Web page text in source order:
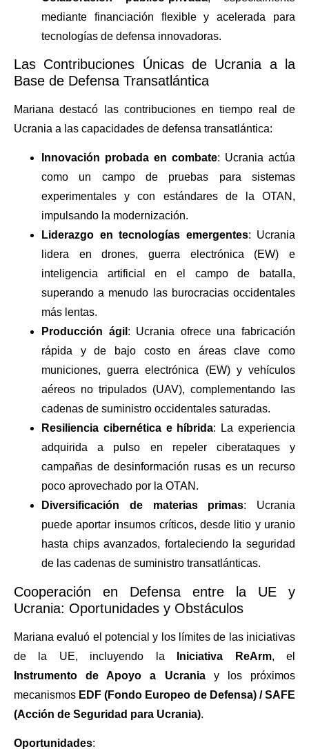
mediante financiación flexible y acelerada para
tecnologías de defensa innovadoras.
Las Contribuciones Únicas de Ucrania a la
Base de Defensa Transatlántica
Mariana destacó las contribuciones en tiempo real de
Ucrania a las capacidades de defensa transatlántica:
Innovación probada en combate: Ucrania actúa
como un campo de pruebas para sistemas
experimentales y con estándares de la OTAN,
impulsando la modernización.
Liderazgo en tecnologías emergentes: Ucrania
lidera en drones, guerra electrónica (EW) e
inteligencia artificial en el campo de batalla,
superando a menudo las burocracias occidentales
más lentas.
Producción ágil : Ucrania ofrece una fabricación
rápida y de bajo costo en áreas clave como
municiones, guerra electrónica (EW) y vehículos
aéreos no tripulados (UAV), complementando las
cadenas de suministro occidentales saturadas.
Resiliencia cibernética e híbrida: La experiencia
adquirida a pulso en repeler ciberataques y
campañas de desinformación rusas es un recurso
poco aprovechado por la OTAN.
Diversificación de materias primas: Ucrania
puede aportar insumos críticos, desde litio y uranio
hasta chips avanzados, fortaleciendo la seguridad
de las cadenas de suministro transatlánticas.
Cooperación en Defensa entre la UE y
Ucrania: Oportunidades y Obstáculos
Mariana evaluó el potencial y los límites de las iniciativas
de la UE, incluyendo la
Iniciativa ReArm, el
Instrumento de Apoyo a Ucraniay los próximos
mecanismos EDF (Fondo Europeo de Defensa) / SAFE
(Acción de Seguridad para Ucrania).
Oportunidades: